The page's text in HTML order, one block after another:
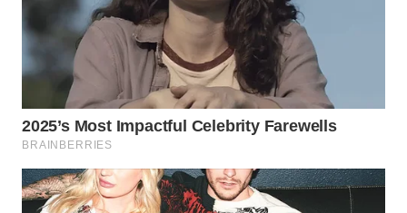
WAHANANEWS
ID
WAHANANEWS
CO ID
WAHANANEWS
NET